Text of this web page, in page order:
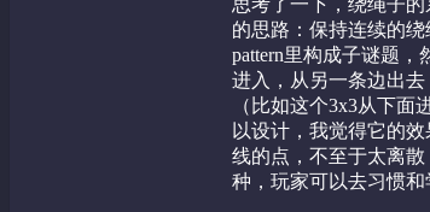
思考了一下，绕绳子
的思路：保持连续的
pattern里构成子谜题，
进入，从另一条边出
（比如这个3x3从下
以设计，我觉得它的
线的点，不至于太离
种，玩家可以去习惯和